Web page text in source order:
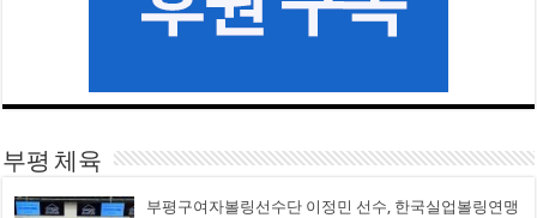
부평 체육
부평구여자볼링선수단 이정민 선수, 한국실업볼링연맹